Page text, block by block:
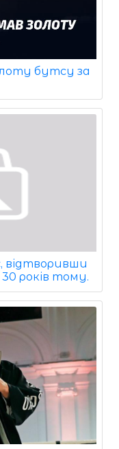
бутсу за
відтворивши
30 років тому.